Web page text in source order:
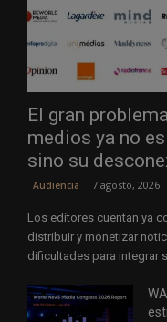
El gran
medios ya no
sino su
Audiencia 7 agosto, 2026
Los editores cuentan ya
distribuir y monetizar
dificultades para integrar